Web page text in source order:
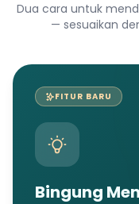
Dua cara untuk
— sesuaikan
FITUR BARU
Bingung